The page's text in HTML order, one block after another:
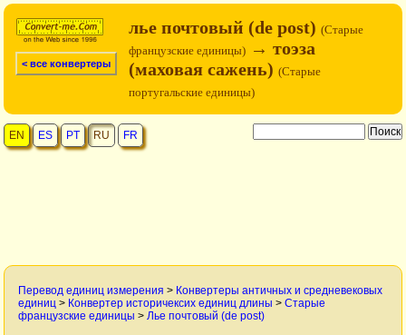
< все конвертеры
лье почтовый (de post) (Старые
французские единицы) → тоэза
(маховая сажень) (Старые
португальские единицы)
EN ES PT RU FR
Перевод единиц измерения > Конвертеры античных и средневековых
единиц > Конвертер историчексих единиц длины > Старые
французские единицы > Лье почтовый (de post)